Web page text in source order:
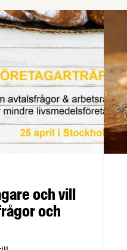
företag nästa
och vill
och